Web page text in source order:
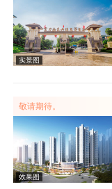
敬请期待。